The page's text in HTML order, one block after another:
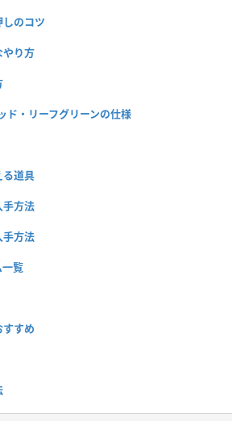
のコツ
やり方
・リーフグリーンの仕様
る道具
手方法
手方法
覧
すめ